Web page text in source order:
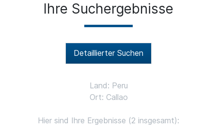
Ihre Suchergebnisse
Detaillierter Suchen
Land: Peru
Ort: Callao
Hier sind Ihre Ergebnisse (2 insgesamt):